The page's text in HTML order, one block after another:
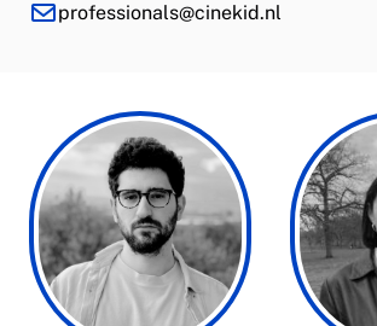
professionals@cinekid.nl